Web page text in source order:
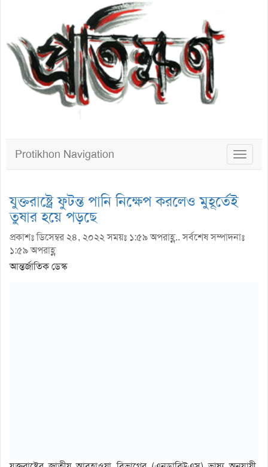
Toggle
Protikhon Navigation
যুক্তরাষ্ট্রে ফুটন্ত পানি নিক্ষেপ করলেও মুহূর্তেই
তুষার হয়ে পড়ছে
প্রকাশঃ ডিসেম্বর ২৪, ২০২২ সময়ঃ ১:৫৯ অপরাহ্ণ.. সর্বশেষ সম্পাদনাঃ
১:৫৯ অপরাহ্ণ
আন্তর্জাতিক ডেস্ক